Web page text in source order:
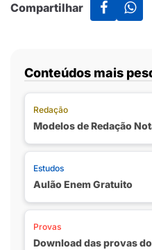
Compartilhar
Conteúdos mais
Redação
Modelos de Redação
Estudos
Aulão Enem Gratuito
Provas
Download das provas